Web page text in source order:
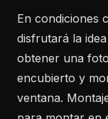
En condiciones
disfrutará la
obtener una
encubierto y
ventana.